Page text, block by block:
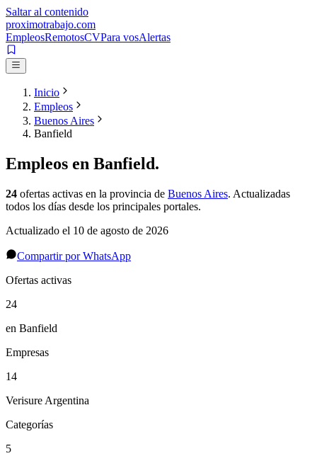
Saltar al contenido
proximotrabajo.com
EmpleosRemotosCVPara vosAlertas
Inicio
Empleos
Buenos Aires
Banfield
Empleos en Banfield.
24 ofertas activas en la provincia de Buenos Aires. Actualizadas
todos los días desde los principales portales.
Actualizado el 10 de agosto de 2026
Compartir por WhatsApp
Ofertas activas
24
en Banfield
Empresas
14
Verisure Argentina
Categorías
5